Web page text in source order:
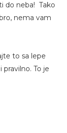
do neba! Tako
nema vam
to sa lepe
To je